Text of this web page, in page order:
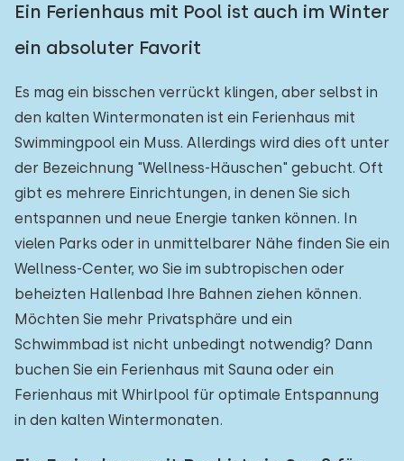
Ein Ferienhaus mit Pool ist auch im Winter
ein absoluter Favorit
Es mag ein bisschen verrückt klingen, aber selbst in
den kalten Wintermonaten ist ein Ferienhaus mit
Swimmingpool ein Muss. Allerdings wird dies oft unter
der Bezeichnung "Wellness-Häuschen" gebucht. Oft
gibt es mehrere Einrichtungen, in denen Sie sich
entspannen und neue Energie tanken können. In
vielen Parks oder in unmittelbarer Nähe finden Sie ein
Wellness-Center, wo Sie im subtropischen oder
beheizten Hallenbad Ihre Bahnen ziehen können.
Möchten Sie mehr Privatsphäre und ein
Schwimmbad ist nicht unbedingt notwendig? Dann
buchen Sie ein Ferienhaus mit Sauna oder ein
Ferienhaus mit Whirlpool für optimale Entspannung
in den kalten Wintermonaten.